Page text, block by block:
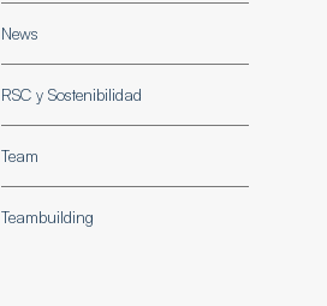
News
RSC y Sostenibilidad
Team
Teambuilding